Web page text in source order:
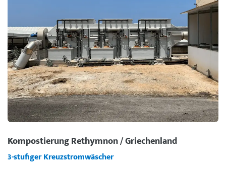
Kompostierung Rethymnon / Griechenland
3-stufiger Kreuzstromwäscher